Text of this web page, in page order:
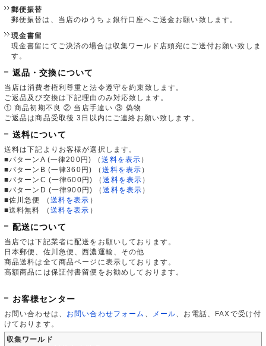
郵便振替
郵便振替は、当店のゆうちょ銀行口座へご送金お願い致します。
現金書留
現金書留にてご決済の場合は収集ワールド店頭宛にご送付お願い致しま
す。
返品・交換について
当店は消費者権利尊重と法令遵守を約束致します。
ご返品及び交換は下記理由のみ対応致します。
① 商品初期不良 ② 当店手違い ③ 偽物
ご返品は商品受取後 3日以内にご連絡お願い致します。
送料について
送料は下記よりお客様が選択します。
■パターンA (一律200円)
（送料を表示 ）
■パターンB (一律360円)
（送料を表示 ）
■パターンC (一律600円)
（送料を表示 ）
■パターンD (一律900円)
（送料を表示 ）
■佐川急便
（ 送料を表示 ）
■送料無料
（ 送料を表示 ）
配送について
当店では下記業者に配送をお願いしております。
日本郵便、佐川急便、西濃運輸、その他
商品送料は全て商品ページに表示しております。
高額商品には保証付書留便をお勧めしております。
お客様センター
お問い合わせは、 お問い合わせフォーム メール 、お電話、FAXで受け付
けております。
収集ワールド